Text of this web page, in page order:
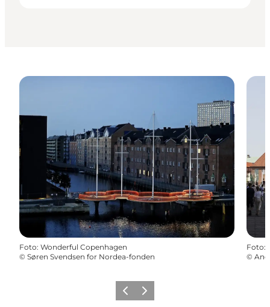
Foto: Wonderful Copenhagen
© Søren Svendsen for Nordea-fonden
Foto:
©
ZurückWeiter